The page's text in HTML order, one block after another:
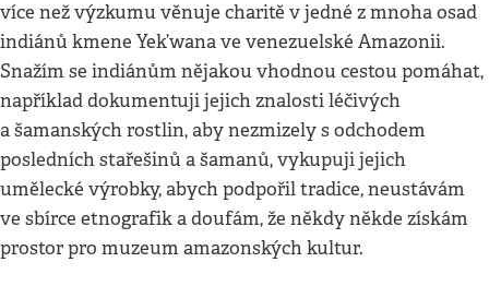
více než výzkumu věnuje charitě v jedné z mnoha osad
indiánů kmene Yek’wana ve venezuelské Amazonii.
Snažím se indiánům nějakou vhodnou cestou pomáhat,
například dokumentuji jejich znalosti léčivých
a šamanských rostlin, aby nezmizely s odchodem
posledních stařešinů a šamanů, vykupuji jejich
umělecké výrobky, abych podpořil tradice, neustávám
ve sbírce etnografik a doufám, že někdy někde získám
prostor pro muzeum amazonských kultur.